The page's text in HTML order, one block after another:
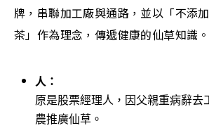
牌，串聯加工廠與通路，並以「不添
茶」作為理念，傳遞健康的仙草知識。
人：
原是股票經理人，因父親重病辭去
農推廣仙草。